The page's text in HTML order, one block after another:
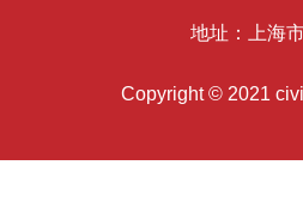
地址：上海
Copyright © 2021